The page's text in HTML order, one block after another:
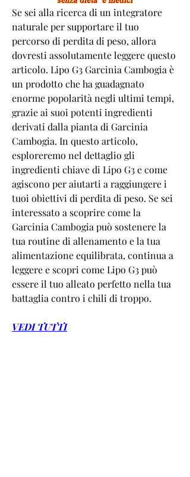
Se sei alla ricerca di un integratore
naturale per supportare il tuo
percorso di perdita di peso, allora
dovresti assolutamente leggere questo
articolo. Lipo G3 Garcinia Cambogia è
un prodotto che ha guadagnato
enorme popolarità negli ultimi tempi,
grazie ai suoi potenti ingredienti
derivati dalla pianta di Garcinia
Cambogia. In questo articolo,
esploreremo nel dettaglio gli
ingredienti chiave di Lipo G3 e come
agiscono per aiutarti a raggiungere i
tuoi obiettivi di perdita di peso. Se sei
interessato a scoprire come la
Garcinia Cambogia può sostenere la
tua routine di allenamento e la tua
alimentazione equilibrata, continua a
leggere e scopri come Lipo G3 può
essere il tuo alleato perfetto nella tua
battaglia contro i chili di troppo.
VEDI TUTTI